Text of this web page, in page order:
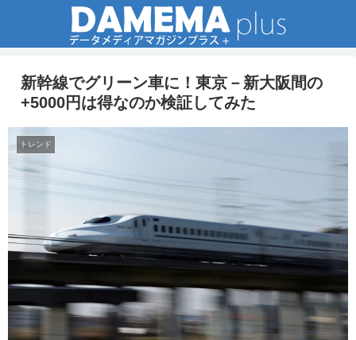
新幹線でグリーン車に！東京－新大阪間の
+5000円は得なのか検証してみた
トレンド